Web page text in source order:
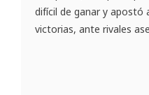
difícil de ganar y apostó
victorias, ante rivales